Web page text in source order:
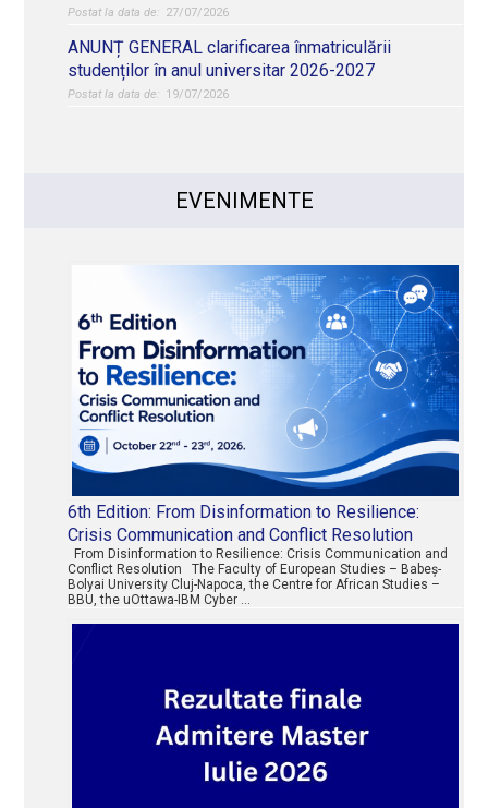
27/07/2026
ANUNȚ GENERAL clarificarea înmatriculării
studenților în anul universitar 2026-2027
19/07/2026
EVENIMENTE
6th Edition: From Disinformation to Resilience:
Crisis Communication and Conflict Resolution
From Disinformation to Resilience: Crisis Communication and
Conflict Resolution The Faculty of European Studies – Babeș-
Bolyai University Cluj-Napoca, the Centre for African Studies –
BBU, the uOttawa-IBM Cyber …